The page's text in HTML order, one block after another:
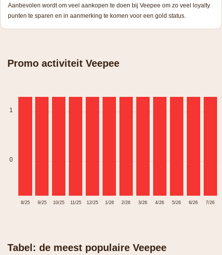
Aanbevolen wordt om veel aankopen te doen bij Veepee om zo veel loyalty
punten te sparen en in aanmerking te komen voor een gold status.
Promo activiteit Veepee
1
0
8/25 9/25 10/25 11/25 12/25 1/26 2/26 3/26 4/26 5/26 6/26 7/26
Tabel: de meest populaire Veepee